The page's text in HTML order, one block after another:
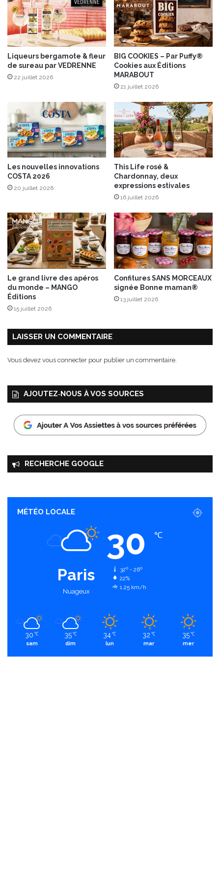
c
è
m
e
d
'
a
d
e
s
m
n
e
s
c
o
f
n
C
a
e
s
a
r
Liqueurs bergamote & fleur
de sureau par VEDRENNE
22 juillet 2026
BIG COOKIES – Par Puffy®
Cookies aux Éditions
MARABOUT
21 juillet 2026
Les nouvelles innovations
COSTA 2026
20 juillet 2026
This Life rosé &
Chardonnay, deux
expressions estivales
16 juillet 2026
Le grand livre des apéros
du monde – MANGO
Éditions
15 juillet 2026
Confitures SANS MORCEAUX
signée Bonne maman®
13 juillet 2026
LAISSER UN COMMENTAIRE
Vous devez vous connecter pour publier un commentaire.
AJOUTEZ‑NOUS À VOS SOURCES
RECHERCHE GOOGLE
MÉTÉO LOCALE
Paris
Nuageux
30 ℃
32º - 26º
22%
1.25 km/h
30 ℃
sam
35 ℃
dim
34 ℃
lun
32 ℃
mar
35 ℃
mer